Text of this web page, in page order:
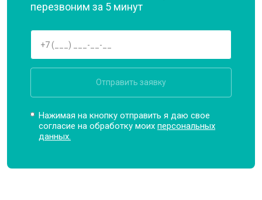
перезвоним за 5 минут
Отправить заявку
Нажимая на кнопку отправить я даю свое
согласие на обработку моихперсональных
данных.